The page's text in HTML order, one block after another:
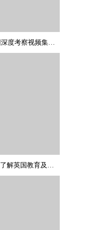
第六帝国”罗斯柴尔德家族庄园深度考察视频集锦，并与罗斯柴尔德爵士
英国顶级法学院考察视频,深入了解英国教育及文化